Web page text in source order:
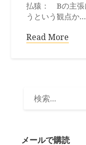
払猿： Bの主張
うという観点か…
Read More
メールで購読